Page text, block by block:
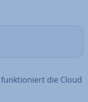
die Cloud